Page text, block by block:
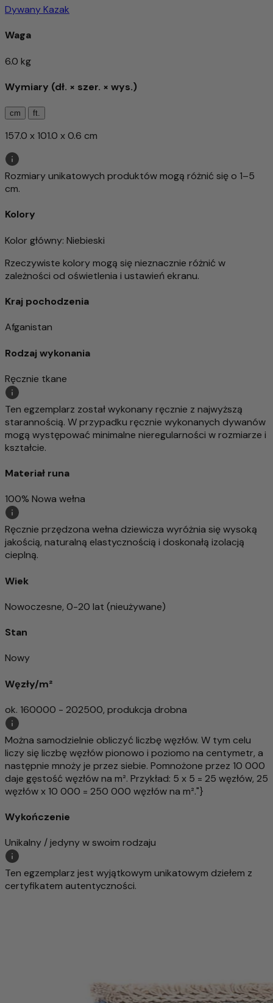
Dywany Kazak
Waga
6.0 kg
Wymiary (dł. × szer. × wys.)
cm ft.
157.0 x 101.0 x 0.6 cm
Rozmiary unikatowych produktów mogą różnić się o 1–5
cm.
Kolory
Kolor główny: Niebieski
Rzeczywiste kolory mogą się nieznacznie różnić w
zależności od oświetlenia i ustawień ekranu.
Kraj pochodzenia
Afganistan
Rodzaj wykonania
Ręcznie tkane
Ten egzemplarz został wykonany ręcznie z najwyższą
starannością. W przypadku ręcznie wykonanych dywanów
mogą występować minimalne nieregularności w rozmiarze i
kształcie.
Materiał runa
100% Nowa wełna
Ręcznie przędzona wełna dziewicza wyróżnia się wysoką
jakością, naturalną elastycznością i doskonałą izolacją
cieplną.
Wiek
Nowoczesne, 0-20 lat (nieużywane)
Stan
Nowy
Węzły/m²
ok. 160000 - 202500, produkcja drobna
Można samodzielnie obliczyć liczbę węzłów. W tym celu
liczy się liczbę węzłów pionowo i poziomo na centymetr, a
następnie mnoży je przez siebie. Pomnożone przez 10 000
daje gęstość węzłów na m². Przykład: 5 x 5 = 25 węzłów, 25
węzłów x 10 000 = 250 000 węzłów na m²."}
Wykończenie
Unikalny / jedyny w swoim rodzaju
Ten egzemplarz jest wyjątkowym unikatowym dziełem z
certyfikatem autentyczności.